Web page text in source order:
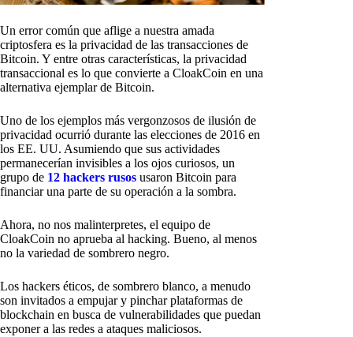
Un error común que aflige a nuestra amada
criptosfera es la privacidad de las transacciones de
Bitcoin. Y entre otras características, la privacidad
transaccional es lo que convierte a CloakCoin en una
alternativa ejemplar de Bitcoin.
Uno de los ejemplos más vergonzosos de ilusión de
privacidad ocurrió durante las elecciones de 2016 en
los EE. UU. Asumiendo que sus actividades
permanecerían invisibles a los ojos curiosos, un
grupo de 12 hackers rusos usaron Bitcoin para
financiar una parte de su operación a la sombra.
Ahora, no nos malinterpretes, el equipo de
CloakCoin no aprueba al hacking. Bueno, al menos
no la variedad de sombrero negro.
Los hackers éticos, de sombrero blanco, a menudo
son invitados a empujar y pinchar plataformas de
blockchain en busca de vulnerabilidades que puedan
exponer a las redes a ataques maliciosos.